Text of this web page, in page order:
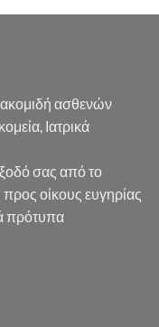
ασθενών
Ιατρικά
σας από το
οίκους ευγηρίας
πρότυπα